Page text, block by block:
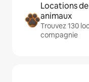
Locations
animaux
Trouvez 130
compagnie